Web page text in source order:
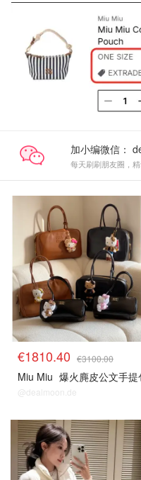
加小编微信：
每天刷刷朋友圈，
€1810.40 €3100.00
Miu Miu 爆火麂皮公文手提
@dealmoon.de